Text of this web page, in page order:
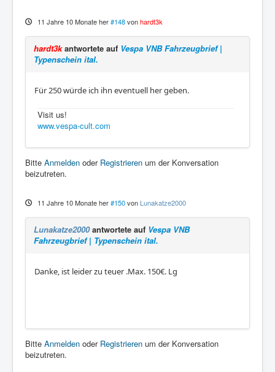
11 Jahre 10 Monate her #148 vonhardt3k
hardt3kantwortete auf Vespa VNB Fahrzeugbrief |
Typenschein ital.
Für 250 würde ich ihn eventuell her geben.
Visit us!
www.vespa-cult.com
Bitte Anmelden oder Registrieren um der Konversation
beizutreten.
11 Jahre 10 Monate her #150 von Lunakatze2000
Lunakatze2000antwortete auf Vespa VNB
Fahrzeugbrief | Typenschein ital.
Danke, ist leider zu teuer .Max. 150€. Lg
Bitte Anmelden oder Registrieren um der Konversation
beizutreten.